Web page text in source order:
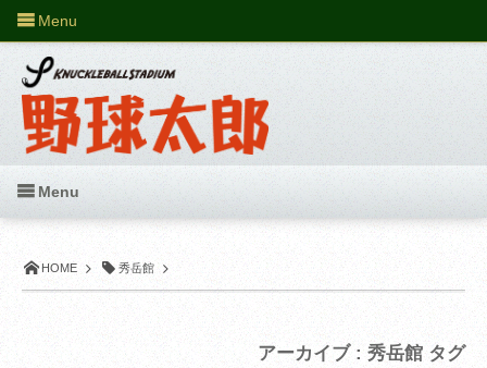
HOME 秀岳館
アーカイブ : 秀岳館 タグ
Menu
Menu